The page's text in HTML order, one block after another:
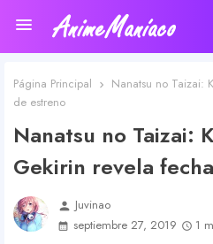
Página Principal
Nanatsu no Taizai:
de estreno
Nanatsu no Taizai:
Gekirin revela
person Juvinao
septiembre 27, 2019
1